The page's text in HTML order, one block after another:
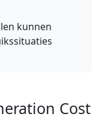
kunnen
Cost